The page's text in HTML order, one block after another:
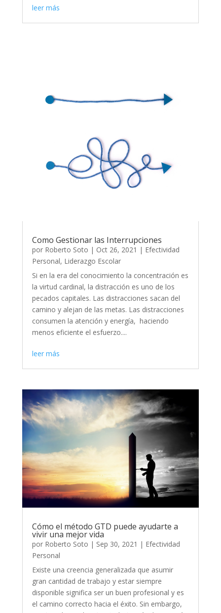
leer más
Como Gestionar las Interrupciones
por Roberto Soto | Oct 26, 2021 | Efectividad
Personal, Liderazgo Escolar
Si en la era del conocimiento la concentración es
la virtud cardinal, la distracción es uno de los
pecados capitales. Las distracciones sacan del
camino y alejan de las metas. Las distracciones
consumen la atención y energía, haciendo
menos eficiente el esfuerzo....
leer más
Cómo el método GTD puede ayudarte a
vivir una mejor vida
por Roberto Soto | Sep 30, 2021 | Efectividad
Personal
Existe una creencia generalizada que asumir
gran cantidad de trabajo y estar siempre
disponible significa ser un buen profesional y es
el camino correcto hacia el éxito. Sin embargo,